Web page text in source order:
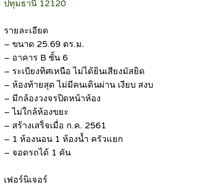
ปทุมธานี 12120
รายละเอียด
– ขนาด 25.69 ตร.ม.
– อาคาร B ชั้น 6
– ระเบียงทิศเหนือ ไม่ได้ยินเสียงมัสยิด
– ห้องท้ายสุด ไม่มีคนเดินผ่าน เงียบ สงบ
– มีกล้องวงจรปิดหน้าห้อง
– ไม่ใกล้ห้องขยะ
– สร้างเสร็จเมื่อ ก.ค. 2561
– 1 ห้องนอน 1 ห้องน้ำ ครัวแยก
– จอดรถได้ 1 คัน
เฟอร์นิเจอร์